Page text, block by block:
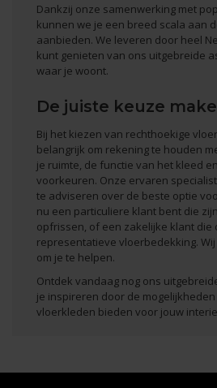
Dankzij onze samenwerking met
kunnen we je een breed scala aan
aanbieden. We leveren door heel
kunt genieten van ons uitgebreide
waar je woont.
De juiste keuze
Bij het kiezen van rechthoekige
belangrijk om rekening te houden
je ruimte, de functie van het kleed
voorkeuren. Onze ervaren
te adviseren over de beste optie
nu een particuliere klant bent die
opfrissen, of een zakelijke klant die
representatieve vloerbedekking.
om je te helpen.
Ontdek vandaag nog ons
je inspireren door de
vloerkleden bieden voor jouw